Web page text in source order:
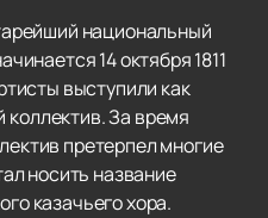
национальный
14 октября 1811
выступили как
За время
претерпел многие
носить название
казачьего хора.